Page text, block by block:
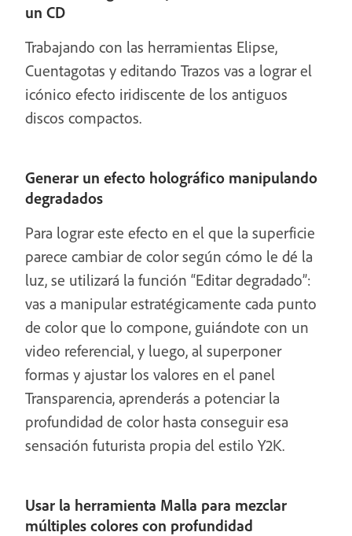
un CD
Trabajando con las herramientas Elipse,
Cuentagotas y editando Trazos vas a lograr el
icónico efecto iridiscente de los antiguos
discos compactos.
Generar un efecto holográfico manipulando
degradados
Para lograr este efecto en el que la superficie
parece cambiar de color según cómo le dé la
luz, se utilizará la función “Editar degradado”:
vas a manipular estratégicamente cada punto
de color que lo compone, guiándote con un
video referencial, y luego, al superponer
formas y ajustar los valores en el panel
Transparencia, aprenderás a potenciar la
profundidad de color hasta conseguir esa
sensación futurista propia del estilo Y2K.
Usar la herramienta Malla para mezclar
múltiples colores con profundidad